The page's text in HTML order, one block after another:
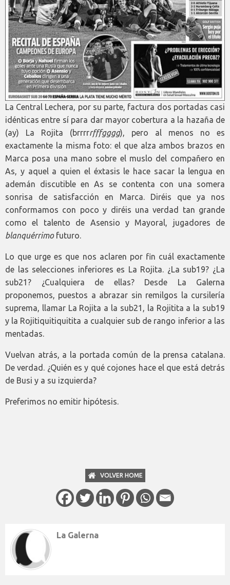
La Central Lechera, por su parte, factura dos portadas casi
idénticas entre sí para dar mayor cobertura a la hazaña de
(ay) La Rojita (brrrrrfffgggg), pero al menos no es
exactamente la misma foto: el que alza ambos brazos en
Marca posa una mano sobre el muslo del compañero en
As, y aquel a quien el éxtasis le hace sacar la lengua en
ademán discutible en As se contenta con una somera
sonrisa de satisfacción en Marca. Diréis que ya nos
conformamos con poco y diréis una verdad tan grande
como el talento de Asensio y Mayoral, jugadores de
blanquérrimofuturo.
Lo que urge es que nos aclaren por fin cuál exactamente
de las selecciones inferiores es La Rojita. ¿La sub19? ¿La
sub21? ¿Cualquiera de ellas? Desde La Galerna
proponemos, puestos a abrazar sin remilgos la cursilería
suprema, llamar La Rojita a la sub21, la Rojitita a la sub19
y la Rojitiquitiquitita a cualquier sub de rango inferior a las
mentadas.
Vuelvan atrás, a la portada común de la prensa catalana.
De verdad. ¿Quién es y qué cojones hace el que está detrás
de Busi y a su izquierda?
Preferimos no emitir hipótesis.
VOLVER HOME
La Galerna